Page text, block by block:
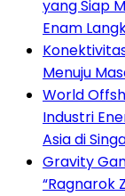
yang Siap
Enam
Menuju
World
Industri
Asia di
Gravity
“Ragnarok